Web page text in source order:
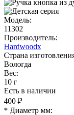
Модель:
11302
Производитель:
Hardwoodx
Страна
Вологда
Вес:
10 г
Есть в наличии
400 ₽
* Диаметр мм: